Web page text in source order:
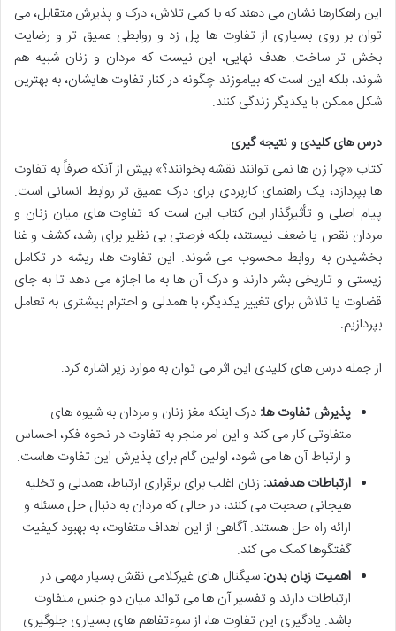
این راهکارها نشان می دهند که با کمی تلاش، درک و پذیرش متقابل، می
توان بر روی بسیاری از تفاوت ها پل زد و روابطی عمیق تر و رضایت
بخش تر ساخت. هدف نهایی، این نیست که مردان و زنان شبیه هم
شوند، بلکه این است که بیاموزند چگونه در کنار تفاوت هایشان، به بهترین
شکل ممکن با یکدیگر زندگی کنند.
درس های کلیدی و نتیجه گیری
کتاب «چرا زن ها نمی توانند نقشه بخوانند؟» بیش از آنکه صرفاً به تفاوت
ها بپردازد، یک راهنمای کاربردی برای درک عمیق تر روابط انسانی است.
پیام اصلی و تأثیرگذار این کتاب این است که تفاوت های میان زنان و
مردان نقص یا ضعف نیستند، بلکه فرصتی بی نظیر برای رشد، کشف و غنا
بخشیدن به روابط محسوب می شوند. این تفاوت ها، ریشه در تکامل
زیستی و تاریخی بشر دارند و درک آن ها به ما اجازه می دهد تا به جای
قضاوت یا تلاش برای تغییر یکدیگر، با همدلی و احترام بیشتری به تعامل
بپردازیم.
از جمله درس های کلیدی این اثر می توان به موارد زیر اشاره کرد:
پذیرش تفاوت ها: درک اینکه مغز زنان و مردان به شیوه های
متفاوتی کار می کند و این امر منجر به تفاوت در نحوه فکر، احساس
و ارتباط آن ها می شود، اولین گام برای پذیرش این تفاوت هاست.
ارتباطات هدفمند: زنان اغلب برای برقراری ارتباط، همدلی و تخلیه
هیجانی صحبت می کنند، در حالی که مردان به دنبال حل مسئله و
ارائه راه حل هستند. آگاهی از این اهداف متفاوت، به بهبود کیفیت
گفتگوها کمک می کند.
اهمیت زبان بدن: سیگنال های غیرکلامی نقش بسیار مهمی در
ارتباطات دارند و تفسیر آن ها می تواند میان دو جنس متفاوت
باشد. یادگیری این تفاوت ها، از سوءتفاهم های بسیاری جلوگیری